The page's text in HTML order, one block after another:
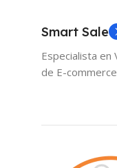
Smart Sale
Especialista en
de E-commerce